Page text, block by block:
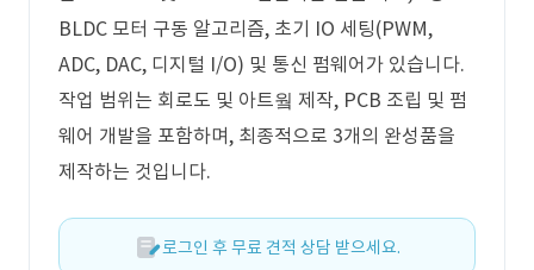
BLDC 모터 구동 알고리즘, 초기 IO 세팅(PWM,
ADC, DAC, 디지털 I/O) 및 통신 펌웨어가 있습니다.
작업 범위는 회로도 및 아트웤 제작, PCB 조립 및 펌
웨어 개발을 포함하며, 최종적으로 3개의 완성품을
제작하는 것입니다.
로그인 후 무료 견적 상담 받으세요.